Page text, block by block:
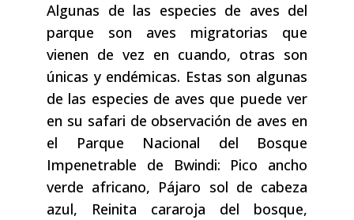
Algunas de las especies de aves del
parque son aves migratorias que
vienen de vez en cuando, otras son
únicas y endémicas. Estas son algunas
de las especies de aves que puede ver
en su safari de observación de aves en
el Parque Nacional del Bosque
Impenetrable de Bwindi: Pico ancho
verde africano, Pájaro sol de cabeza
azul, Reinita cararoja del bosque,